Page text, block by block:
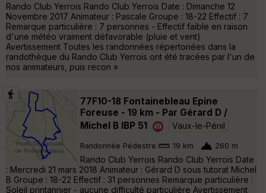
Rando Club Yerrois Rando Club Yerrois Date : Dimanche 12
Novembre 2017 Animateur : Pascale Groupe : 18-22 Effectif : 7
Remarque particulière : 7 personnes - Effectif faible en raison
d'une météo vraiment défavorable (pluie et vent)
Avertissement Toutes les randonnées répertoriées dans la
randothèque du Rando Club Yerrois ont été tracées par l'un de
nos animateurs, puis recon »
77F10-18 Fontainebleau Epine
Foreuse - 19 km - Par Gérard D /
Michel B IBP 51
Vaux-le-Pénil
Randonnée Pédestre 19 km 260 m
Rando Club Yerrois Rando Club Yerrois Date
: Mercredi 21 mars 2018 Animateur : Gérard D sous tutorat Michel
B Groupe : 18-22 Effectif : 31 personnes Remarque particulière :
Soleil printannier - aucune difficulté particulière Avertissement